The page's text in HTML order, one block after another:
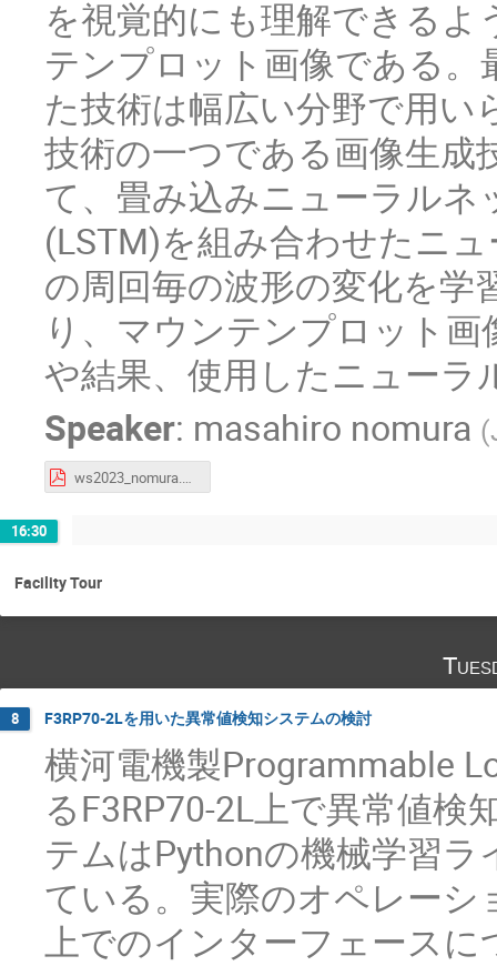
を視覚的にも理解できる
テンプロット画像である
た技術は幅広い分野で用
技術の一つである画像生成
て、畳み込みニューラルネ
(LSTM)を組み合わせたニ
の周回毎の波形の変化を学
り、マウンテンプロット
や結果、使用したニュー
Speaker: masahiro nomura (
ws2023_nomura.pdf
16:30
Facility Tour
8 F3RP70-2Lを用いた異常値検知システムの検討
横河電機製Programmable
るF3RP70-2L上で異常値
テムはPythonの機械学習
ている。実際のオペレー
上でのインターフェース